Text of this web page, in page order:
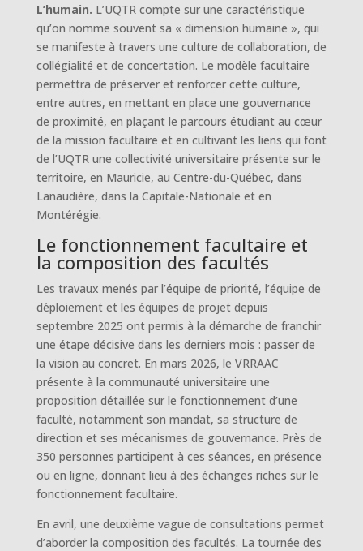
L’humain. L’UQTR compte sur une caractéristique
qu’on nomme souvent sa « dimension humaine », qui
se manifeste à travers une culture de collaboration, de
collégialité et de concertation. Le modèle facultaire
permettra de préserver et renforcer cette culture,
entre autres, en mettant en place une gouvernance
de proximité, en plaçant le parcours étudiant au cœur
de la mission facultaire et en cultivant les liens qui font
de l’UQTR une collectivité universitaire présente sur le
territoire, en Mauricie, au Centre-du-Québec, dans
Lanaudière, dans la Capitale-Nationale et en
Montérégie.
Le fonctionnement facultaire et
la composition des facultés
Les travaux menés par l’équipe de priorité, l’équipe de
déploiement et les équipes de projet depuis
septembre 2025 ont permis à la démarche de franchir
une étape décisive dans les derniers mois : passer de
la vision au concret. En mars 2026, le VRRAAC
présente à la communauté universitaire une
proposition détaillée sur le fonctionnement d’une
faculté, notamment son mandat, sa structure de
direction et ses mécanismes de gouvernance. Près de
350 personnes participent à ces séances, en présence
ou en ligne, donnant lieu à des échanges riches sur le
fonctionnement facultaire.
En avril, une deuxième vague de consultations permet
d’aborder la composition des facultés. La tournée des